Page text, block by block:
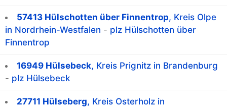
57413 Hülschotten über Finnentrop, Kreis Olpe
in Nordrhein-Westfalen - plz Hülschotten über
Finnentrop
16949 Hülsebeck, Kreis Prignitz in Brandenburg
- plz Hülsebeck
27711 Hülseberg, Kreis Osterholz in